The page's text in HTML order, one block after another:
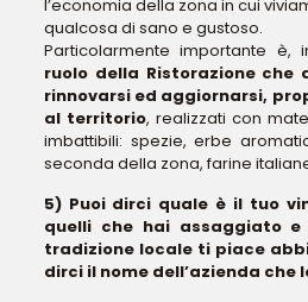
l’economia della zona in cui
qualcosa di sano e gustoso.
Particolarmente importante è,
ruolo della Ristorazione che
rinnovarsi ed aggiornarsi,
al territorio, realizzati con
imbattibili: spezie, erbe
seconda della zona, farine
5) Puoi dirci quale è il tuo
quelli che hai assaggiato
tradizione locale ti piace
dirci il nome dell’azienda che